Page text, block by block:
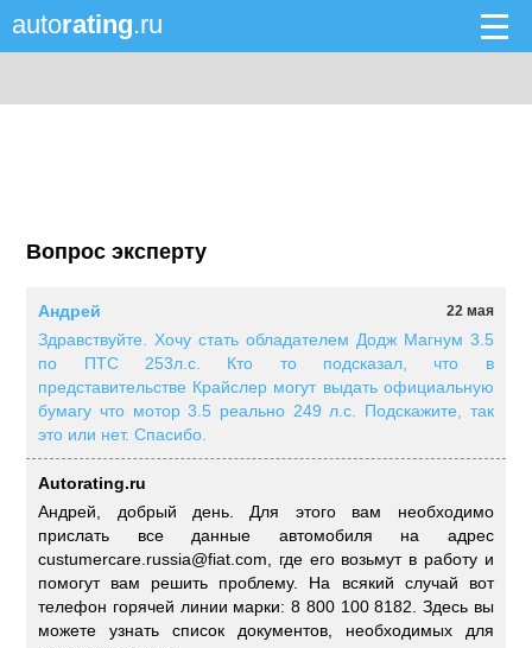
autorating.ru
Вопрос эксперту
22 мая
Андрей
Здравствуйте. Хочу стать обладателем Додж Магнум 3.5
по ПТС 253л.с. Кто то подсказал, что в
представительстве Крайслер могут выдать официальную
бумагу что мотор 3.5 реально 249 л.с. Подскажите, так
это или нет. Спасибо.
Autorating.ru
Андрей, добрый день. Для этого вам необходимо
прислать все данные автомобиля на адрес
custumercare.russia@fiat.com, где его возьмут в работу и
помогут вам решить проблему. На всякий случай вот
телефон горячей линии марки: 8 800 100 8182. Здесь вы
можете узнать список документов, необходимых для